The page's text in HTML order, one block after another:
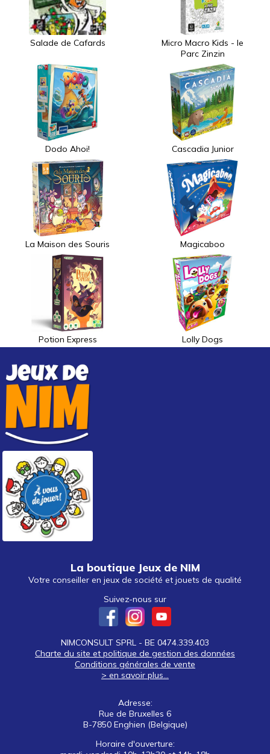
Salade de Cafards
Micro Macro Kids - le
Parc Zinzin
Dodo Ahoi! Cascadia Junior
La Maison des Souris Magicaboo
Potion Express Lolly Dogs
La boutique Jeux de NIM
Votre conseiller en jeux de société et jouets de qualité
Suivez-nous sur
NIMCONSULT SPRL - BE 0474.339.403
Charte du site et politique de gestion des données
Conditions générales de vente
> en savoir plus...
Adresse:
Rue de Bruxelles 6
B-7850 Enghien (Belgique)
Horaire d'ouverture: